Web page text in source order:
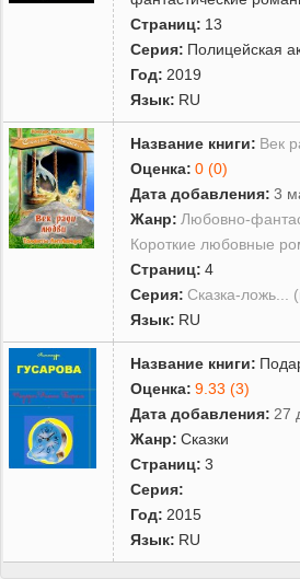
Страниц: 13
Серия: Полицейская
Год: 2019
Язык: RU
Название книги: Век
Оценка: 0 (0)
Дата добавления: 3
Жанр: Любовно-
Короткие любовные
Страниц: 4
Серия: Сказка-ложь...
Язык: RU
Название книги:
Оценка: 9.33 (3)
Дата добавления: 27
Жанр: Сказки
Страниц: 3
Серия:
Год: 2015
Язык: RU